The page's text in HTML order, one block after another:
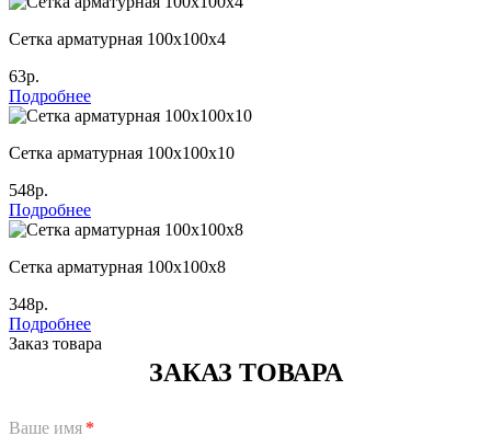
Сетка арматурная 100х100х4
63р.
Подробнее
Сетка арматурная 100х100х10
548р.
Подробнее
Сетка арматурная 100х100х8
348р.
Подробнее
Заказ товара
ЗАКАЗ ТОВАРА
Ваше имя *